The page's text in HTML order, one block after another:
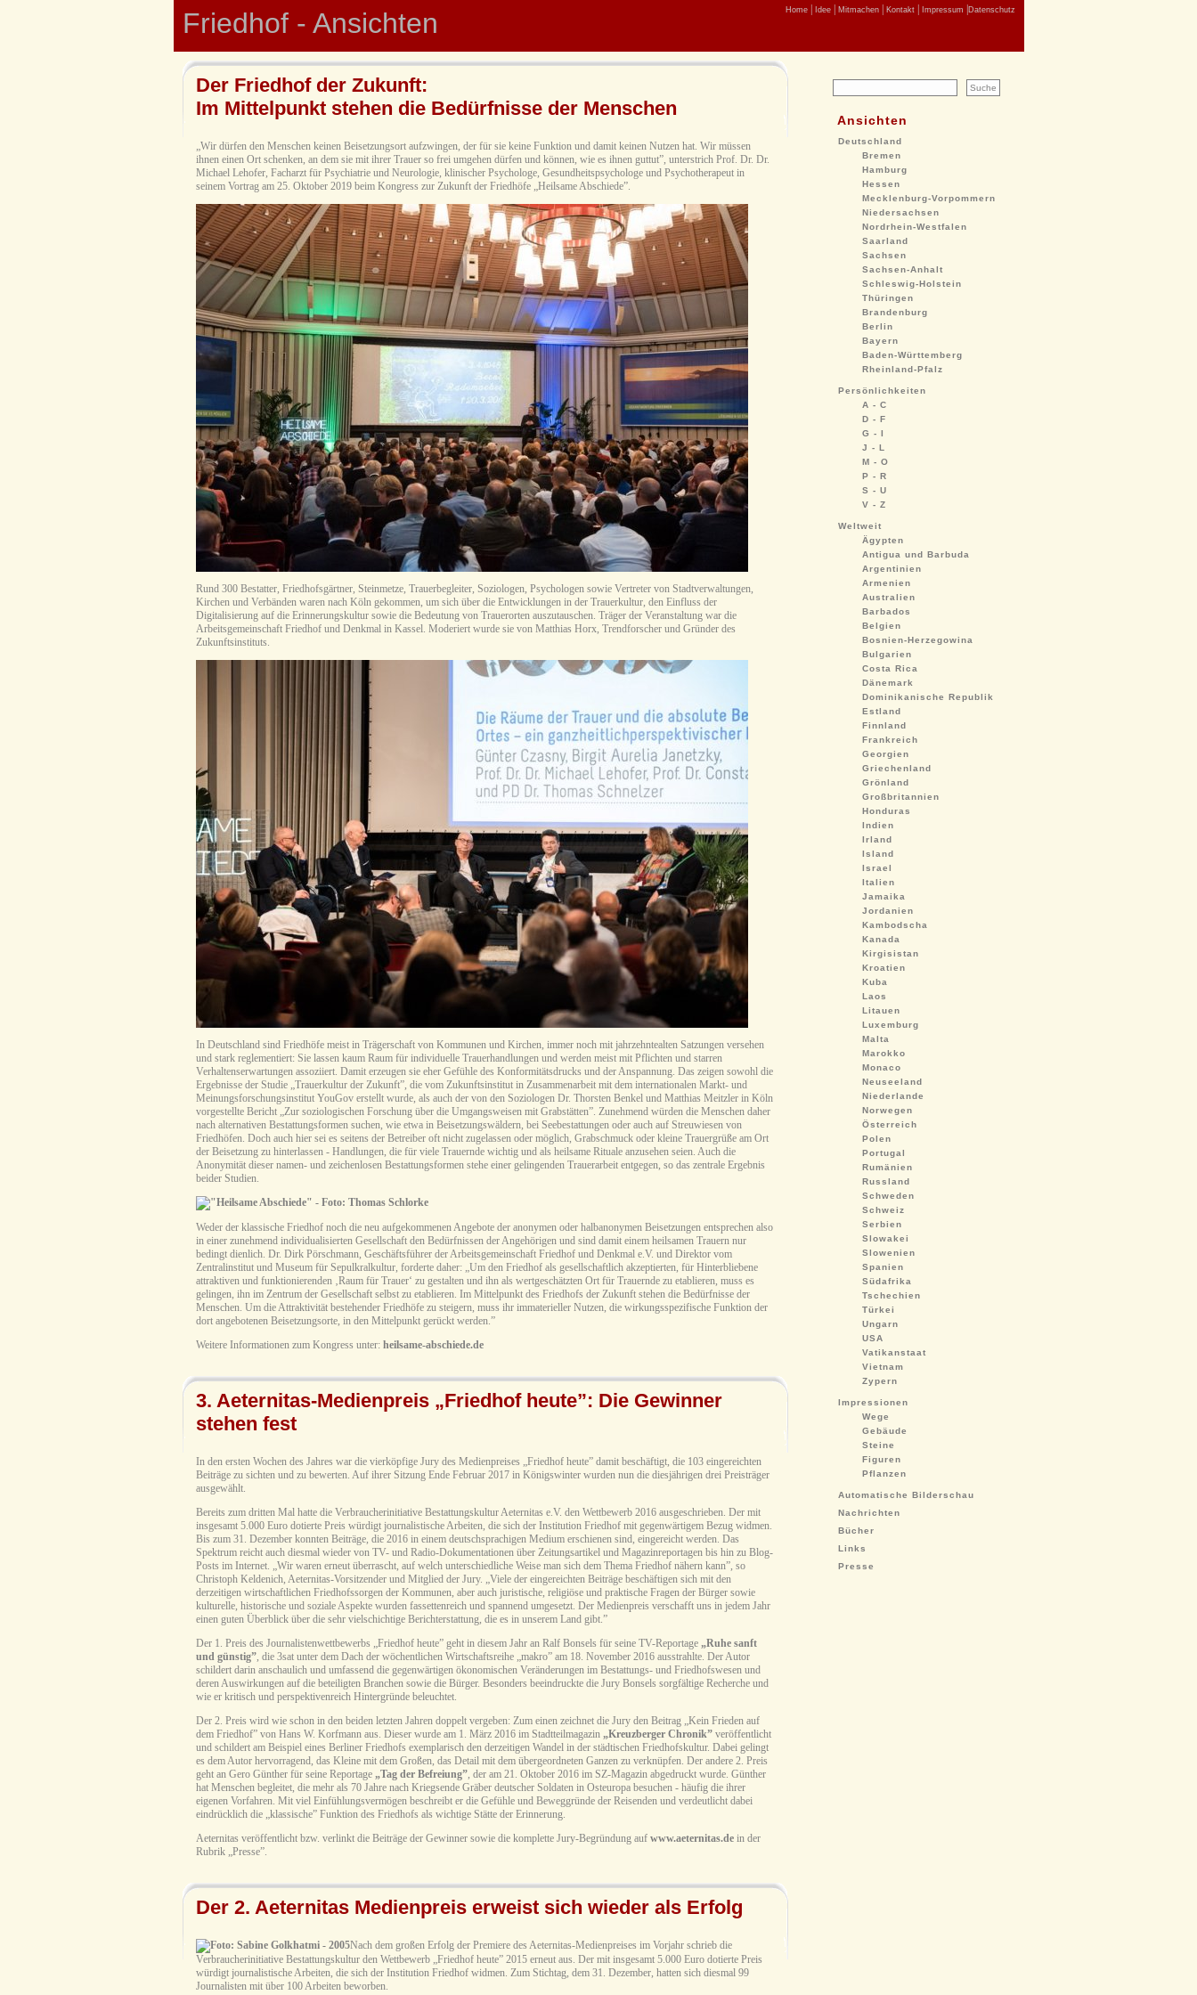
Friedhof - Ansichten Home Idee Mitmachen Kontakt Impressum Datenschutz
Der Friedhof der Zukunft:
Im Mittelpunkt stehen die Bedürfnisse der Menschen
„Wir dürfen den Menschen keinen Beisetzungsort aufzwingen, der für sie keine Funktion und damit keinen Nutzen hat. Wir müssen
ihnen einen Ort schenken, an dem sie mit ihrer Trauer so frei umgehen dürfen und können, wie es ihnen guttut”, unterstrich Prof. Dr. Dr.
Michael Lehofer, Facharzt für Psychiatrie und Neurologie, klinischer Psychologe, Gesundheitspsychologe und Psychotherapeut in
seinem Vortrag am 25. Oktober 2019 beim Kongress zur Zukunft der Friedhöfe „Heilsame Abschiede”.
Rund 300 Bestatter, Friedhofsgärtner, Steinmetze, Trauerbegleiter, Soziologen, Psychologen sowie Vertreter von Stadtverwaltungen,
Kirchen und Verbänden waren nach Köln gekommen, um sich über die Entwicklungen in der Trauerkultur, den Einfluss der
Digitalisierung auf die Erinnerungskultur sowie die Bedeutung von Trauerorten auszutauschen. Träger der Veranstaltung war die
Arbeitsgemeinschaft Friedhof und Denkmal in Kassel. Moderiert wurde sie von Matthias Horx, Trendforscher und Gründer des
Zukunftsinstituts.
In Deutschland sind Friedhöfe meist in Trägerschaft von Kommunen und Kirchen, immer noch mit jahrzehntealten Satzungen versehen
und stark reglementiert: Sie lassen kaum Raum für individuelle Trauerhandlungen und werden meist mit Pflichten und starren
Verhaltenserwartungen assoziiert. Damit erzeugen sie eher Gefühle des Konformitätsdrucks und der Anspannung. Das zeigen sowohl die
Ergebnisse der Studie „Trauerkultur der Zukunft”, die vom Zukunftsinstitut in Zusammenarbeit mit dem internationalen Markt- und
Meinungsforschungsinstitut YouGov erstellt wurde, als auch der von den Soziologen Dr. Thorsten Benkel und Matthias Meitzler in Köln
vorgestellte Bericht „Zur soziologischen Forschung über die Umgangsweisen mit Grabstätten”. Zunehmend würden die Menschen daher
nach alternativen Bestattungsformen suchen, wie etwa in Beisetzungswäldern, bei Seebestattungen oder auch auf Streuwiesen von
Friedhöfen. Doch auch hier sei es seitens der Betreiber oft nicht zugelassen oder möglich, Grabschmuck oder kleine Trauergrüße am Ort
der Beisetzung zu hinterlassen - Handlungen, die für viele Trauernde wichtig und als heilsame Rituale anzusehen seien. Auch die
Anonymität dieser namen- und zeichenlosen Bestattungsformen stehe einer gelingenden Trauerarbeit entgegen, so das zentrale Ergebnis
beider Studien.
Weder der klassische Friedhof noch die neu aufgekommenen Angebote der anonymen oder halbanonymen Beisetzungen entsprechen also
in einer zunehmend individualisierten Gesellschaft den Bedürfnissen der Angehörigen und sind damit einem heilsamen Trauern nur
bedingt dienlich. Dr. Dirk Pörschmann, Geschäftsführer der Arbeitsgemeinschaft Friedhof und Denkmal e.V. und Direktor vom
Zentralinstitut und Museum für Sepulkralkultur, forderte daher: „Um den Friedhof als gesellschaftlich akzeptierten, für Hinterbliebene
attraktiven und funktionierenden ‚Raum für Trauer‘ zu gestalten und ihn als wertgeschätzten Ort für Trauernde zu etablieren, muss es
gelingen, ihn im Zentrum der Gesellschaft selbst zu etablieren. Im Mittelpunkt des Friedhofs der Zukunft stehen die Bedürfnisse der
Menschen. Um die Attraktivität bestehender Friedhöfe zu steigern, muss ihr immaterieller Nutzen, die wirkungsspezifische Funktion der
dort angebotenen Beisetzungsorte, in den Mittelpunkt gerückt werden.”
Weitere Informationen zum Kongress unter: heilsame-abschiede.de
3. Aeternitas-Medienpreis „Friedhof heute”: Die Gewinner
stehen fest
In den ersten Wochen des Jahres war die vierköpfige Jury des Medienpreises „Friedhof heute” damit beschäftigt, die 103 eingereichten
Beiträge zu sichten und zu bewerten. Auf ihrer Sitzung Ende Februar 2017 in Königswinter wurden nun die diesjährigen drei Preisträger
ausgewählt.
Bereits zum dritten Mal hatte die Verbraucherinitiative Bestattungskultur Aeternitas e.V. den Wettbewerb 2016 ausgeschrieben. Der mit
insgesamt 5.000 Euro dotierte Preis würdigt journalistische Arbeiten, die sich der Institution Friedhof mit gegenwärtigem Bezug widmen.
Bis zum 31. Dezember konnten Beiträge, die 2016 in einem deutschsprachigen Medium erschienen sind, eingereicht werden. Das
Spektrum reicht auch diesmal wieder von TV- und Radio-Dokumentationen über Zeitungsartikel und Magazinreportagen bis hin zu Blog-
Posts im Internet. „Wir waren erneut überrascht, auf welch unterschiedliche Weise man sich dem Thema Friedhof nähern kann”, so
Christoph Keldenich, Aeternitas-Vorsitzender und Mitglied der Jury. „Viele der eingereichten Beiträge beschäftigen sich mit den
derzeitigen wirtschaftlichen Friedhofssorgen der Kommunen, aber auch juristische, religiöse und praktische Fragen der Bürger sowie
kulturelle, historische und soziale Aspekte wurden fassettenreich und spannend umgesetzt. Der Medienpreis verschafft uns in jedem Jahr
einen guten Überblick über die sehr vielschichtige Berichterstattung, die es in unserem Land gibt.”
Der 1. Preis des Journalistenwettbewerbs „Friedhof heute” geht in diesem Jahr an Ralf Bonsels für seine TV-Reportage „Ruhe sanft
und günstig”, die 3sat unter dem Dach der wöchentlichen Wirtschaftsreihe „makro” am 18. November 2016 ausstrahlte. Der Autor
schildert darin anschaulich und umfassend die gegenwärtigen ökonomischen Veränderungen im Bestattungs- und Friedhofswesen und
deren Auswirkungen auf die beteiligten Branchen sowie die Bürger. Besonders beeindruckte die Jury Bonsels sorgfältige Recherche und
wie er kritisch und perspektivenreich Hintergründe beleuchtet.
Der 2. Preis wird wie schon in den beiden letzten Jahren doppelt vergeben: Zum einen zeichnet die Jury den Beitrag „Kein Frieden auf
dem Friedhof” von Hans W. Korfmann aus. Dieser wurde am 1. März 2016 im Stadtteilmagazin „Kreuzberger Chronik”veröffentlicht
und schildert am Beispiel eines Berliner Friedhofs exemplarisch den derzeitigen Wandel in der städtischen Friedhofskultur. Dabei gelingt
es dem Autor hervorragend, das Kleine mit dem Großen, das Detail mit dem übergeordneten Ganzen zu verknüpfen. Der andere 2. Preis
geht an Gero Günther für seine Reportage „Tag der Befreiung”, der am 21. Oktober 2016 im SZ-Magazin abgedruckt wurde. Günther
hat Menschen begleitet, die mehr als 70 Jahre nach Kriegsende Gräber deutscher Soldaten in Osteuropa besuchen - häufig die ihrer
eigenen Vorfahren. Mit viel Einfühlungsvermögen beschreibt er die Gefühle und Beweggründe der Reisenden und verdeutlicht dabei
eindrücklich die „klassische” Funktion des Friedhofs als wichtige Stätte der Erinnerung.
Aeternitas veröffentlicht bzw. verlinkt die Beiträge der Gewinner sowie die komplette Jury-Begründung auf www.aeternitas.dein der
Rubrik „Presse”.
Der 2. Aeternitas Medienpreis erweist sich wieder als Erfolg
Nach dem großen Erfolg der Premiere des Aeternitas-Medienpreises im Vorjahr schrieb die
Verbraucherinitiative Bestattungskultur den Wettbewerb „Friedhof heute” 2015 erneut aus. Der mit insgesamt 5.000 Euro dotierte Preis
würdigt journalistische Arbeiten, die sich der Institution Friedhof widmen. Zum Stichtag, dem 31. Dezember, hatten sich diesmal 99
Journalisten mit über 100 Arbeiten beworben.
Ansichten
Deutschland
Bremen
Hamburg
Hessen
Mecklenburg-Vorpommern
Niedersachsen
Nordrhein-Westfalen
Saarland
Sachsen
Sachsen-Anhalt
Schleswig-Holstein
Thüringen
Brandenburg
Berlin
Bayern
Baden-Württemberg
Rheinland-Pfalz
Persönlichkeiten
A - C
D - F
G - I
J - L
M - O
P - R
S - U
V - Z
Weltweit
Ägypten
Antigua und Barbuda
Argentinien
Armenien
Australien
Barbados
Belgien
Bosnien-Herzegowina
Bulgarien
Costa Rica
Dänemark
Dominikanische Republik
Estland
Finnland
Frankreich
Georgien
Griechenland
Grönland
Großbritannien
Honduras
Indien
Irland
Island
Israel
Italien
Jamaika
Jordanien
Kambodscha
Kanada
Kirgisistan
Kroatien
Kuba
Laos
Litauen
Luxemburg
Malta
Marokko
Monaco
Neuseeland
Niederlande
Norwegen
Österreich
Polen
Portugal
Rumänien
Russland
Schweden
Schweiz
Serbien
Slowakei
Slowenien
Spanien
Südafrika
Tschechien
Türkei
Ungarn
USA
Vatikanstaat
Vietnam
Zypern
Impressionen
Wege
Gebäude
Steine
Figuren
Pflanzen
Automatische Bilderschau
Nachrichten
Bücher
Links
Presse